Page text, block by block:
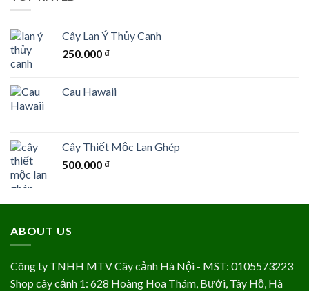
Cây Lan Ý Thủy Canh
250.000 ₫
Cau Hawaii
Cây Thiết Mộc Lan Ghép
500.000 ₫
ABOUT US
Công ty TNHH MTV Cây cảnh Hà Nội - MST: 0105573223
Shop cây cảnh 1: 628 Hoàng Hoa Thám, Bưởi, Tây Hồ, Hà